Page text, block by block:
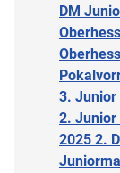
DM
3. Junior
2. Junior
2025 2.